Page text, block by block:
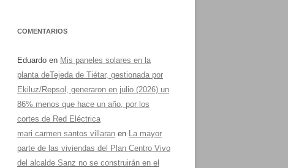
COMENTARIOS
Eduardo en Mis paneles solares en la
planta deTejeda de Tiétar, gestionada por
Ekiluz/Repsol, generaron en julio (2026) un
86% menos que hace un año, por los
cortes de Red Eléctrica
mari carmen santos villaran en La mayor
parte de las viviendas del Plan Centro Vivo
del alcalde Sanz no se construirán en el